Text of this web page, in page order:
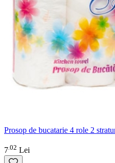
Prosop de bucatarie 4 role 2
7 02 Lei